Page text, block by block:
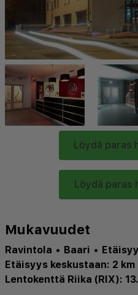
Löydä paras
Löydä paras
Mukavuudet
Ravintola • Baari •
Etäisyys keskustaan: 2 km
Lentokenttä Riika (RIX):